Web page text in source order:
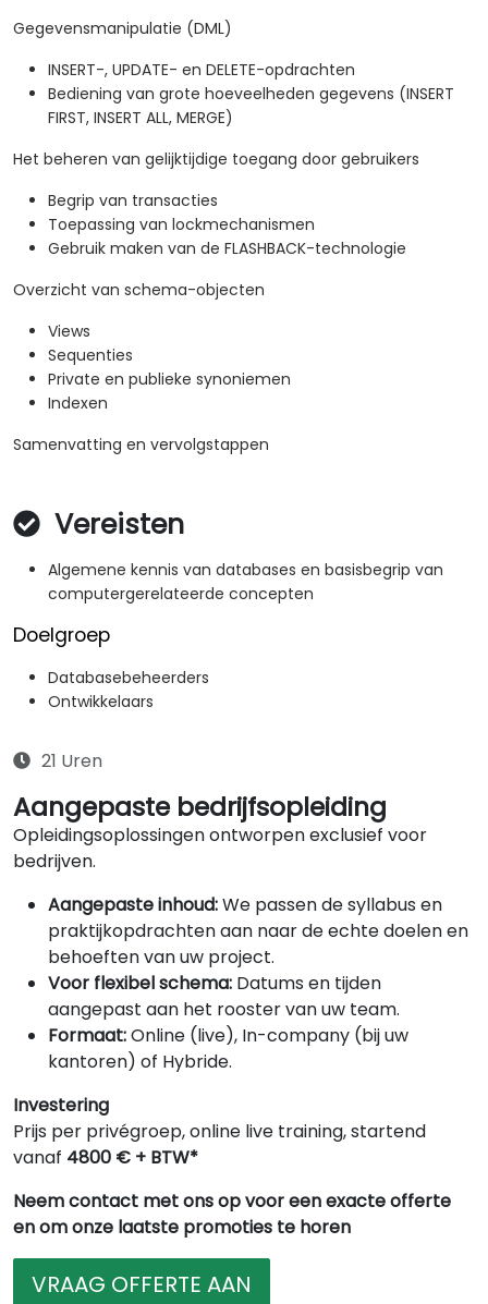
Gegevensmanipulatie (DML)
INSERT-, UPDATE- en DELETE-opdrachten
Bediening van grote hoeveelheden gegevens (INSERT
FIRST, INSERT ALL, MERGE)
Het beheren van gelijktijdige toegang door gebruikers
Begrip van transacties
Toepassing van lockmechanismen
Gebruik maken van de FLASHBACK-technologie
Overzicht van schema-objecten
Views
Sequenties
Private en publieke synoniemen
Indexen
Samenvatting en vervolgstappen
Vereisten
Algemene kennis van databases en basisbegrip van
computergerelateerde concepten
Doelgroep
Databasebeheerders
Ontwikkelaars
21 Uren
Aangepaste bedrijfsopleiding
Opleidingsoplossingen ontworpen exclusief voor
bedrijven.
Aangepaste inhoud:We passen de syllabus en
praktijkopdrachten aan naar de echte doelen en
behoeften van uw project.
Voor flexibel schema: Datums en tijden
aangepast aan het rooster van uw team.
Formaat:Online (live), In-company (bij uw
kantoren) of Hybride.
Investering
Prijs per privégroep, online live training, startend
vanaf 4800 € + BTW*
Neem contact met ons op voor een exacte offerte
en om onze laatste promoties te horen
VRAAG OFFERTE AAN